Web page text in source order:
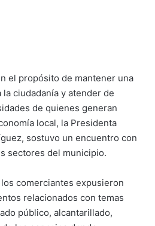
el propósito de mantener una
ciudadanía y atender de
de quienes generan
local, la Presidenta
sostuvo un encuentro con
sectores del municipio.
comerciantes expusieron
relacionados con temas
público, alcantarillado,